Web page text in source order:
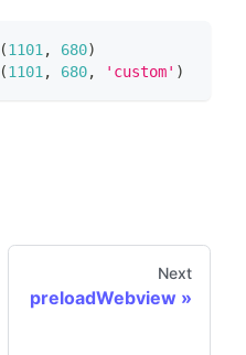
(1101 , 680)
(1101 , 680, 'custom' )
Next
preloadWebview